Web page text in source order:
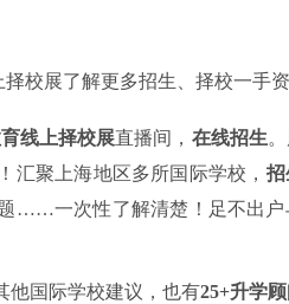
育线上择校展直播间， 在线招生
汇聚上海地区多所国际学校， 招
……一次性了解清楚！足不出户
他国际学校建议，也有25+升学顾